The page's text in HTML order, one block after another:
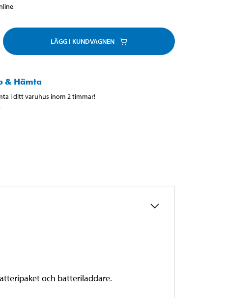
LÄGG I KUNDVAGNEN
& Hämta
i ditt varuhus inom 2 timmar!
och batteriladdare.